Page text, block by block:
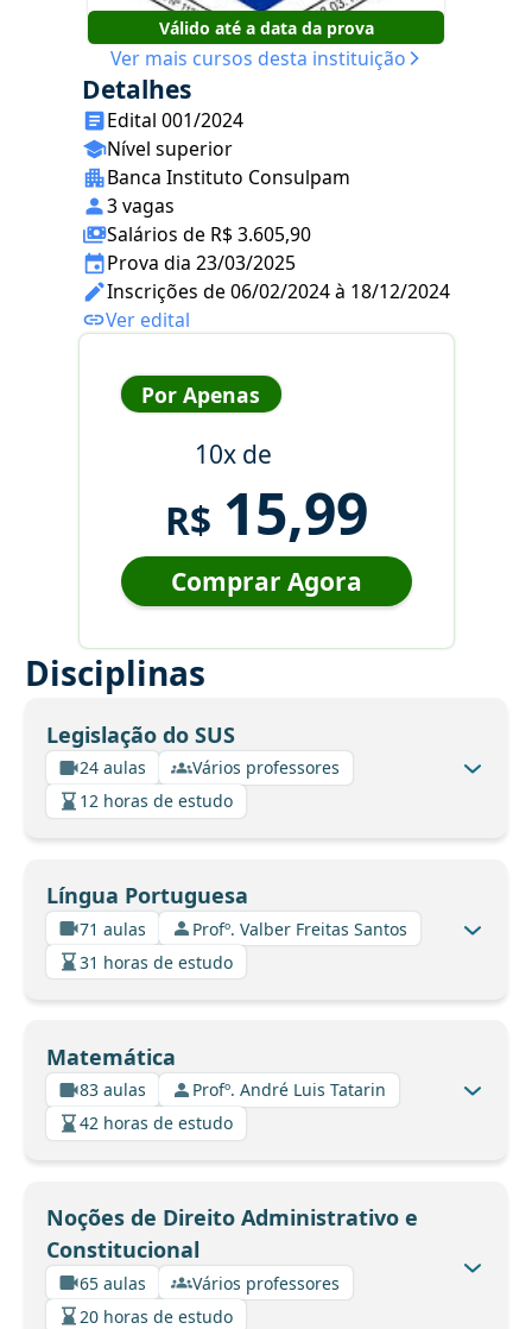
Válido até a data da prova
Ver mais cursos desta instituição
Detalhes
Edital 001/2024
Nível superior
Banca Instituto Consulpam
3 vagas
Salários de R$ 3.605,90
Prova dia 23/03/2025
Inscrições de 06/02/2024 à 18/12/2024
Ver edital
Por Apenas
10x de
R$ 15,99
Comprar Agora
Disciplinas
Legislação do SUS
24 aulas
Vários professores
12 horas de estudo
Língua Portuguesa
71 aulas
Profº. Valber Freitas Santos
31 horas de estudo
Matemática
83 aulas
Profº. André Luis Tatarin
42 horas de estudo
Noções de Direito Administrativo e
Constitucional
65 aulas
Vários professores
20 horas de estudo